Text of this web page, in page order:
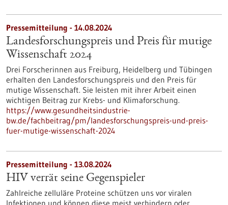
Pressemitteilung - 14.08.2024
Landesforschungspreis und Preis für mutige
Wissenschaft 2024
Drei Forscherinnen aus Freiburg, Heidelberg und Tübingen
erhalten den Landesforschungspreis und den Preis für
mutige Wissenschaft. Sie leisten mit ihrer Arbeit einen
wichtigen Beitrag zur Krebs- und Klimaforschung.
https://www.gesundheitsindustrie-
bw.de/fachbeitrag/pm/landesforschungspreis-und-preis-
fuer-mutige-wissenschaft-2024
Pressemitteilung - 13.08.2024
HIV verrät seine Gegenspieler
Zahlreiche zelluläre Proteine schützen uns vor viralen
Infektionen und können diese meist verhindern oder